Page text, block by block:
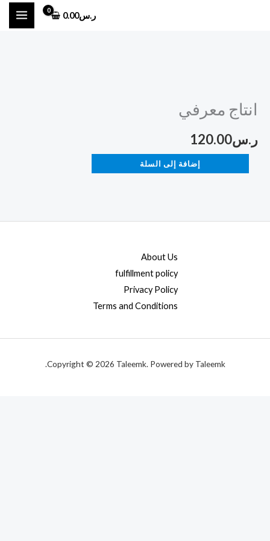
ر.س0.00
انتاج معرفي
ر.س120.00
معرفي
إضافة إلى السلة
About Us
fulfillment policy
Privacy Policy
Terms and Conditions
Copyright © 2026 Taleemk. Powered by Taleemk.